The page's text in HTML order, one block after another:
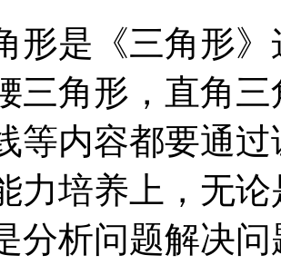
形是《三角形
三角形，直角
等内容都要通
力培养上，无
分析问题解决